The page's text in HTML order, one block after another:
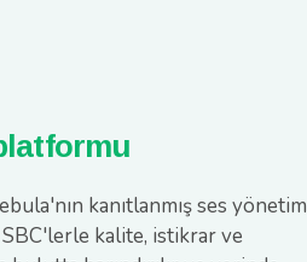
kanıtlanmış ses yönetim
SBC'lerle kalite, istikrar ve